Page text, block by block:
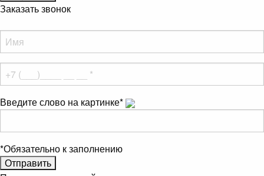
Заказать звонок
Введите слово на картинке*
*Обязательно к заполнению